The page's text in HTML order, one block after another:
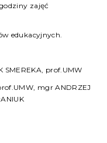
zajęć
edukacyjnych.
prof.UMW
mgr ANDRZEJ